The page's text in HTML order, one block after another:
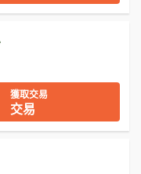
獲取交易
交易